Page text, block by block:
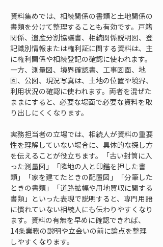
資料集めでは、相続関係の書類と土地関係の
書類を分けて整理することも有効です。戸籍
関係、遺産分割協議書、相続関係説明図、登
記識別情報または権利証に関する資料は、主
に権利関係や相続登記の確認に使われます。
一方、測量図、境界確認書、工事図面、地
図、公図、現況写真は、土地の位置や境界、
利用状況の確認に使われます。両者を混ぜた
ままにすると、必要な場面で必要な資料を取
り出しにくくなります。
実務担当者の立場では、相続人が資料の重要
性を理解していない場合に、具体的な探し方
を伝えることが役立ちます。「古い封筒に入
った測量図」「隣地の人と印鑑を押した書
類」「家を建てたときの配置図」「分筆した
ときの書類」「道路拡幅や用地買収に関する
書類」といった表現で説明すると、専門用語
に慣れていない相続人にも伝わりやすくなり
ます。資料の有無を早めに確認できれば、
14条業務の説明や立会いの前に論点を整理
しやすくなります。